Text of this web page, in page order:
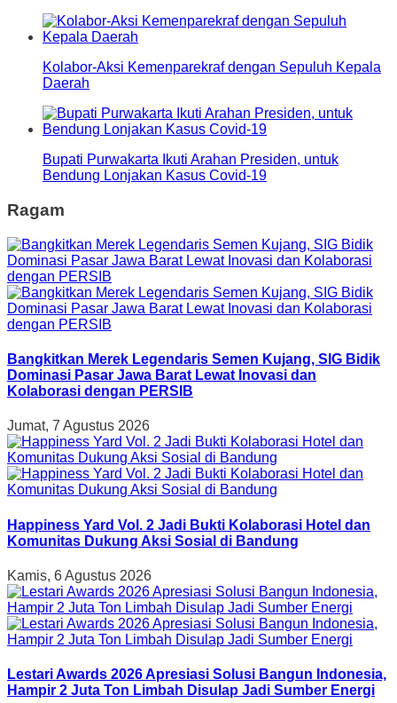
Kolabor-Aksi Kemenparekraf dengan Sepuluh Kepala
Daerah
Bupati Purwakarta Ikuti Arahan Presiden, untuk
Bendung Lonjakan Kasus Covid-19
Ragam
Bangkitkan Merek Legendaris Semen Kujang, SIG Bidik
Dominasi Pasar Jawa Barat Lewat Inovasi dan
Kolaborasi dengan PERSIB
Jumat, 7 Agustus 2026
Happiness Yard Vol. 2 Jadi Bukti Kolaborasi Hotel dan
Komunitas Dukung Aksi Sosial di Bandung
Kamis, 6 Agustus 2026
Lestari Awards 2026 Apresiasi Solusi Bangun Indonesia,
Hampir 2 Juta Ton Limbah Disulap Jadi Sumber Energi